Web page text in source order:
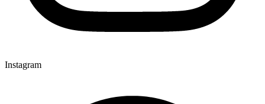
Instagram